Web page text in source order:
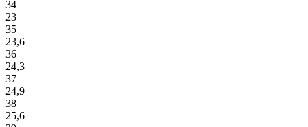
34
23
35
23,6
36
24,3
37
24,9
38
25,6